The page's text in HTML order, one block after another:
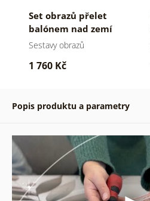
Set obrazů přelet
balónem nad zemí
Sestavy obrazů
1 760 Kč
Popis produktu a parametry